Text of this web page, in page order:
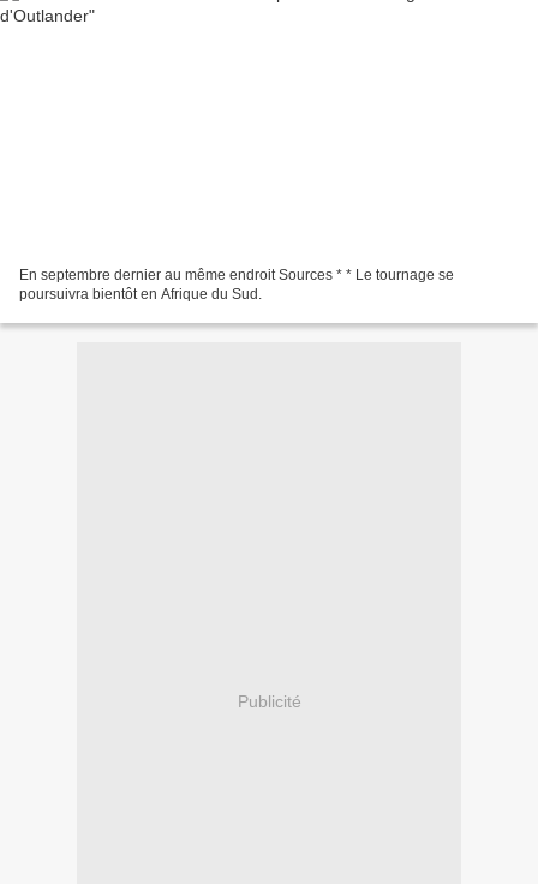
En septembre dernier au même endroit Sources * * Le tournage se
poursuivra bientôt en Afrique du Sud.
Publicité